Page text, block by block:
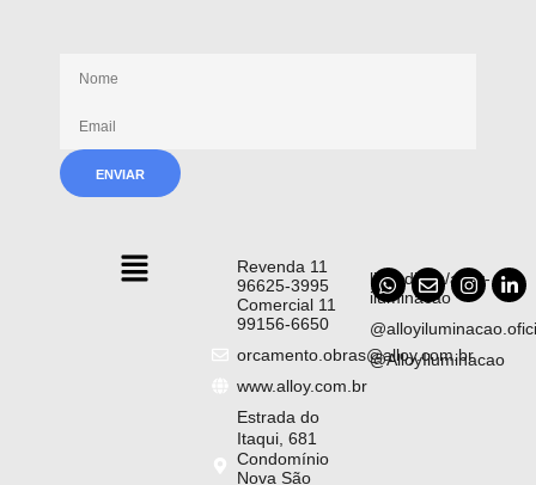
Revenda 11
96625-3995
Comercial 11
99156-6650
orcamento.obras@alloy.com.br
www.alloy.com.br
Estrada do
Itaqui, 681
Condomínio
Nova São
linkedin/in/alloy-
iluminacao
@AlloyIluminacao